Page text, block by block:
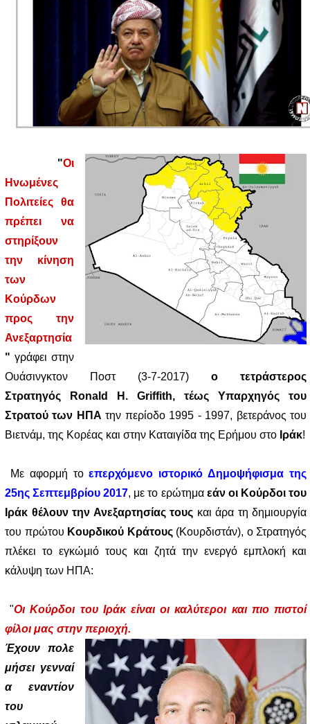
"Οι
Ηνωμένες
Πολιτείες θα
πρέπει να
στηρίξουν
την κίνηση
των
Κούρδων
προς την
Ανεξαρτησία
" γράφει στην
Ουάσινγκτον Ποστ (3-7-2017) ο τετράστερος
Στρατηγός Ronald H. Griffith, τέως Υπαρχηγός του
Στρατού των ΗΠΑ την περίοδο 1995 - 1997, βετεράνος του
Βιετνάμ, της Κορέας και στην Καταιγίδα της Ερήμου στο Ιράκ!
Με αφορμή τοεπερχόμενο ιστορικό Δημοψήφισμα της
25ης Σεπτεμβρίου 2017, με το ερώτημα εάν οι Κούρδοι του
Ιράκ θέλουν την Ανεξαρτησίας τους και άρα τη δημιουργία
του πρώτου Κουρδικού Κράτους(Κουρδιστάν), ο Στρατηγός
πλέκει το εγκώμιό τους και ζητά την ενεργό εμπλοκή και
κάλυψη των ΗΠΑ:
"Οι Κούρδοι του Ιράκ είναι οι καλύτεροι και πιο πιστοί
φίλοι μας στην περιοχή.
Έχουν πολε
μήσει γενναί
α εναντίον
του